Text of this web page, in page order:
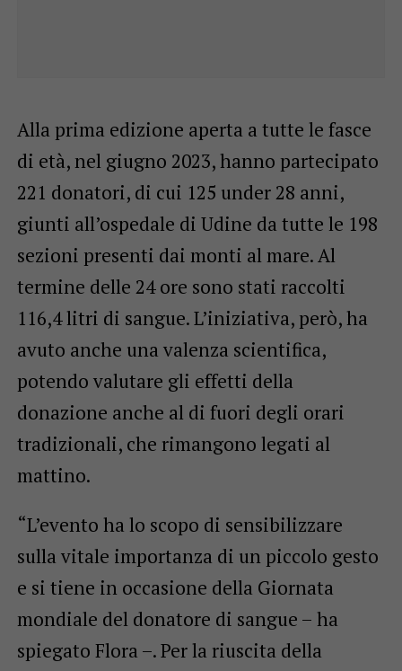
Alla prima edizione aperta a tutte le fasce
di età, nel giugno 2023, hanno partecipato
221 donatori, di cui 125 under 28 anni,
giunti all’ospedale di Udine da tutte le 198
sezioni presenti dai monti al mare. Al
termine delle 24 ore sono stati raccolti
116,4 litri di sangue. L’iniziativa, però, ha
avuto anche una valenza scientifica,
potendo valutare gli effetti della
donazione anche al di fuori degli orari
tradizionali, che rimangono legati al
mattino.
“L’evento ha lo scopo di sensibilizzare
sulla vitale importanza di un piccolo gesto
e si tiene in occasione della Giornata
mondiale del donatore di sangue – ha
spiegato Flora –. Per la riuscita della